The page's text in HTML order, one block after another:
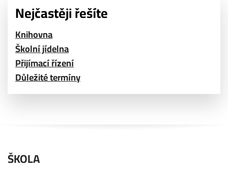
Nejčastěji řešíte
Knihovna
Školní jídelna
Přijímací řízení
Důležité termíny
ŠKOLA